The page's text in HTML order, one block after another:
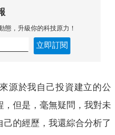
態，升級你的科技原力！
立即訂閱
源於我自己投資建立的公
但是，毫無疑問，我對未
的經歷，我還綜合分析了